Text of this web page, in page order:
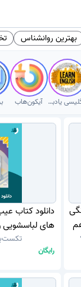
بهترین روانشناس
انگلیسی یادبگیر آیکون‌هاب
دهم
دانلود کتاب
های
1404 - 1405 (نسخه PDF)
رایگان